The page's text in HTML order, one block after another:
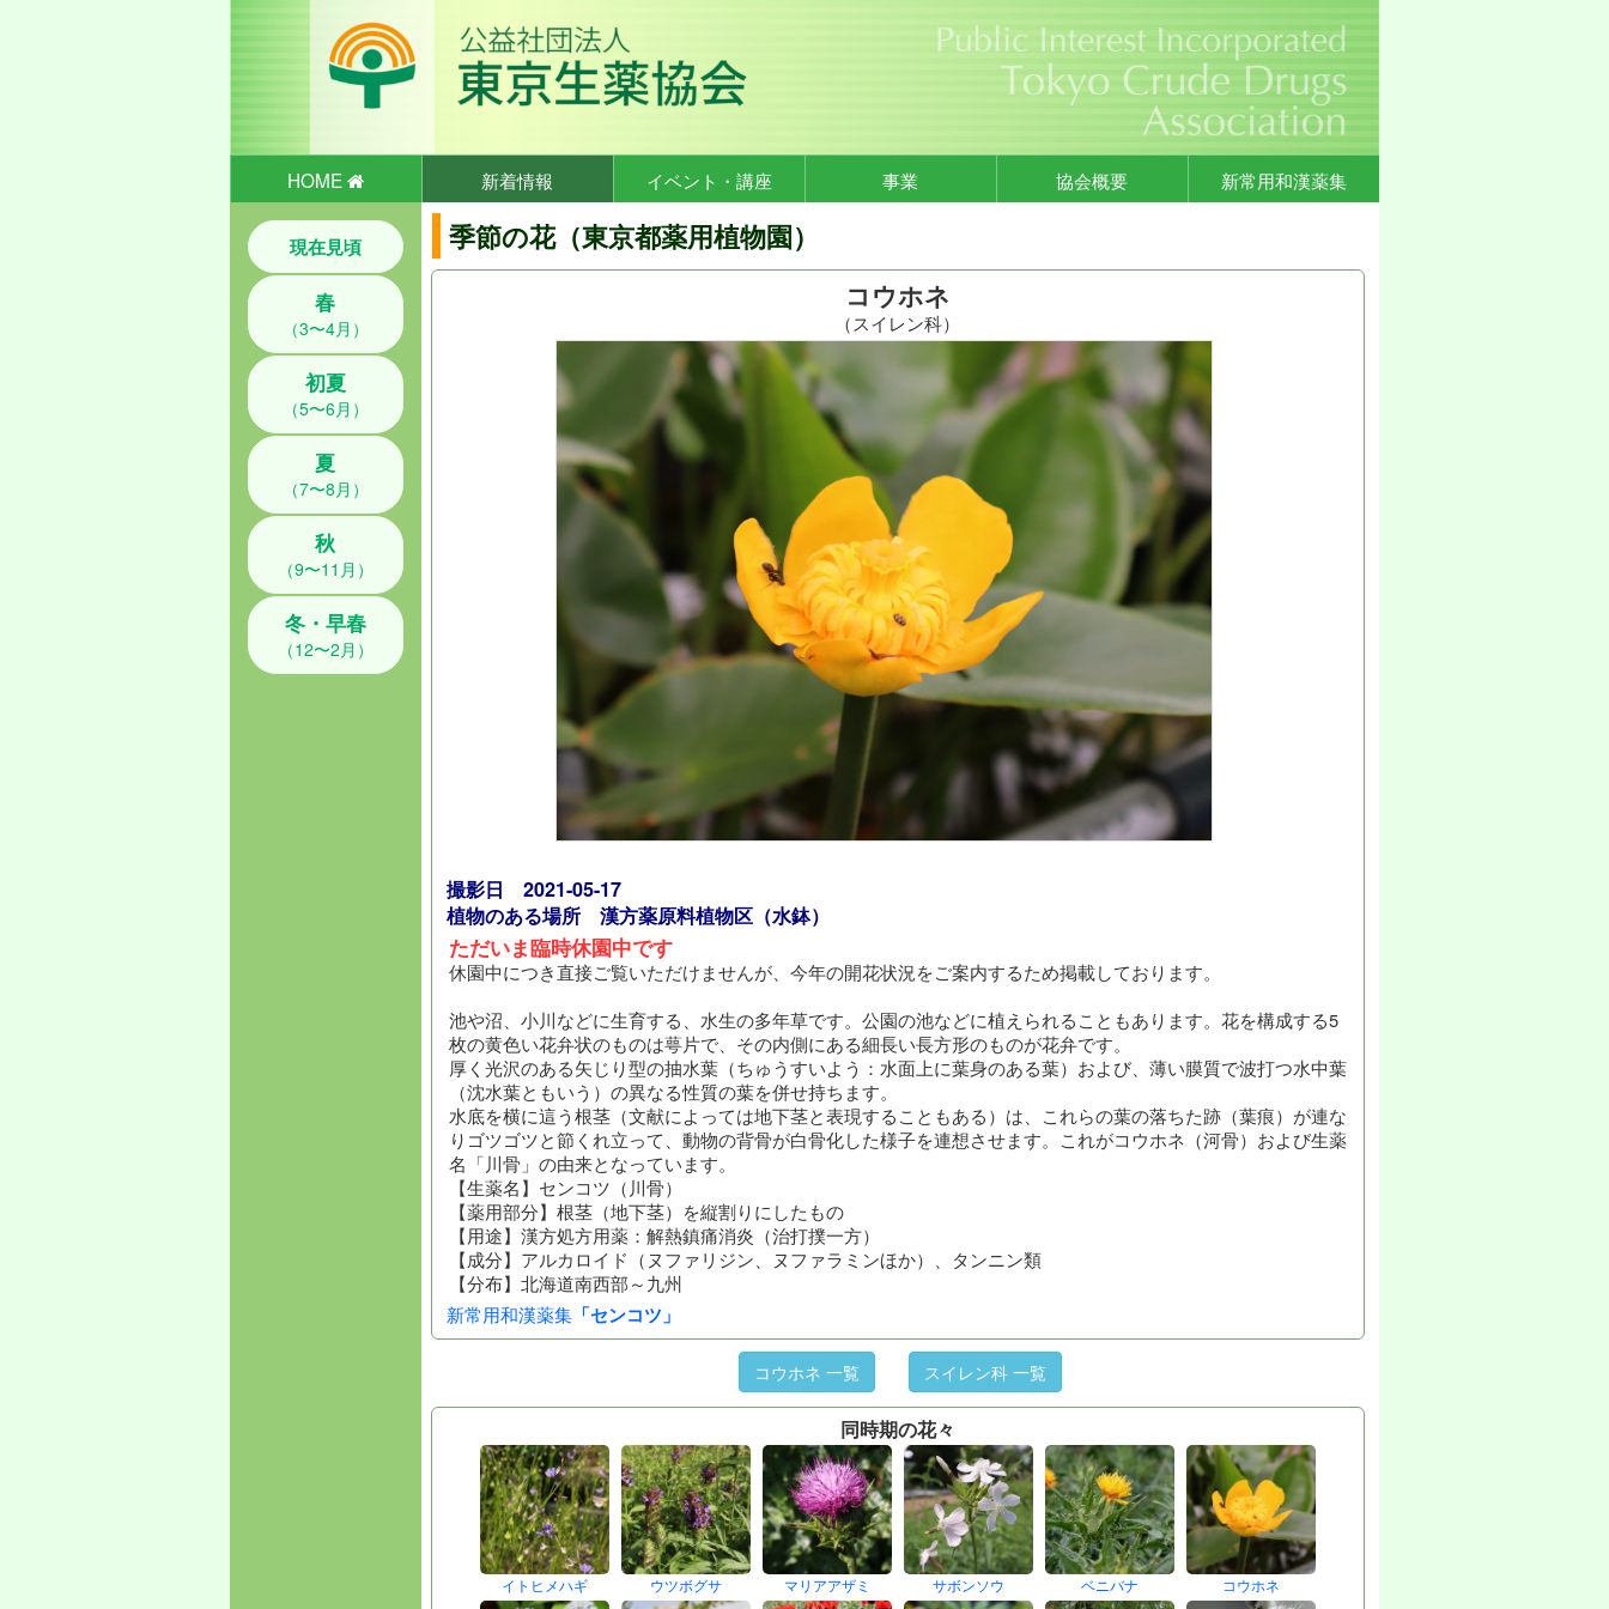
HOME 新着情報 イベント・講座 事業 協会概要 新常用和漢薬集
現在見頃
春
（3〜4月）
初夏
（5〜6月）
夏
（7〜8月）
秋
（9〜11月）
冬・早春
（12〜2月）
季節の花（東京都薬用植物園）
コウホネ
（スイレン科）
撮影日 2021-05-17
植物のある場所 漢方薬原料植物区（水鉢）
ただいま臨時休園中です
休園中につき直接ご覧いただけませんが、今年の開花状況をご案内するため掲載しております。
池や沼、小川などに生育する、水生の多年草です。公園の池などに植えられることもあります。花を構成する5
枚の黄色い花弁状のものは萼片で、その内側にある細長い長方形のものが花弁です。
厚く光沢のある矢じり型の抽水葉（ちゅうすいよう：水面上に葉身のある葉）および、薄い膜質で波打つ水中葉
（沈水葉ともいう）の異なる性質の葉を併せ持ちます。
水底を横に這う根茎（文献によっては地下茎と表現することもある）は、これらの葉の落ちた跡（葉痕）が連な
りゴツゴツと節くれ立って、動物の背骨が白骨化した様子を連想させます。これがコウホネ（河骨）および生薬
名「川骨」の由来となっています。
【生薬名】センコツ（川骨）
【薬用部分】根茎（地下茎）を縦割りにしたもの
【用途】漢方処方用薬：解熱鎮痛消炎（治打撲一方）
【成分】アルカロイド（ヌファリジン、ヌファラミンほか）、タンニン類
【分布】北海道南西部～九州
新常用和漢薬集「センコツ」
コウホネ 一覧 スイレン科 一覧
同時期の花々
イトヒメハギ ウツボグサ マリアアザミ サボンソウ ベニバナ コウホネ